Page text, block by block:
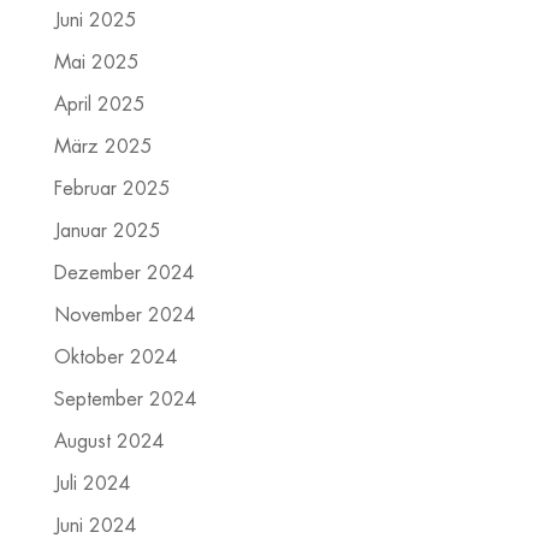
Juni 2025
Mai 2025
April 2025
März 2025
Februar 2025
Januar 2025
Dezember 2024
November 2024
Oktober 2024
September 2024
August 2024
Juli 2024
Juni 2024